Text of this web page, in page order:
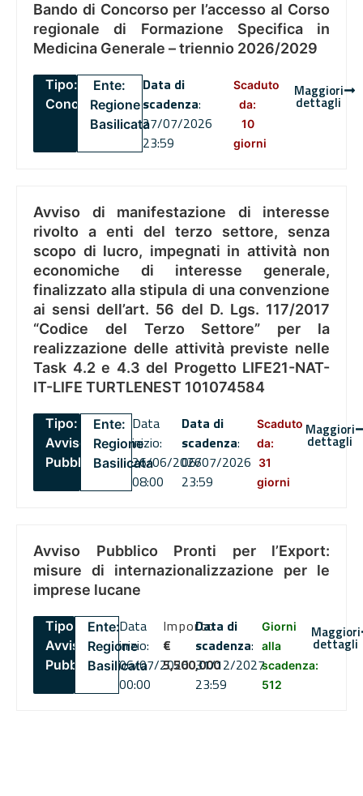
Bando di Concorso per l’accesso al Corso
regionale di Formazione Specifica in
Medicina Generale – triennio 2026/2029
Tipo:
Concorsi
Ente:
Regione
Basilicata
Data di
scadenza:
27/07/2026
23:59
Scaduto
da:
10
giorni
Maggiori
dettagli
Avviso di manifestazione di interesse
rivolto a enti del terzo settore, senza
scopo di lucro, impegnati in attività non
economiche di interesse generale,
finalizzato alla stipula di una convenzione
ai sensi dell’art. 56 del D. Lgs. 117/2017
“Codice del Terzo Settore” per la
realizzazione delle attività previste nelle
Task 4.2 e 4.3 del Progetto LIFE21-NAT-
IT-LIFE TURTLENEST 101074584
Tipo:
Avviso
Pubblico
Ente:
Regione
Basilicata
Data
inizio:
26/06/2026
08:00
Data di
scadenza:
06/07/2026
23:59
Scaduto
da:
31
giorni
Maggiori
dettagli
Avviso Pubblico Pronti per l’Export:
misure di internazionalizzazione per le
imprese lucane
Tipo:
Avviso
Pubblico
Ente:
Regione
Basilicata
Data
inizio:
06/07/2026
00:00
Importo
€
5,500,000
Data di
scadenza:
31/12/2027
23:59
Giorni
alla
scadenza:
512
Maggiori
dettagli